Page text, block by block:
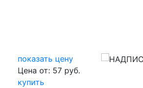
показать цену
Цена от: 57 руб.
купить